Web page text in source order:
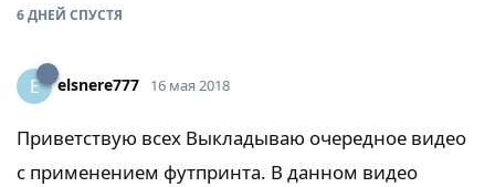
6 ДНЕЙ СПУСТЯ
E elsnere777 16 мая 2018
Приветствую всех Выкладываю очередное видео
с применением футпринта. В данном видео